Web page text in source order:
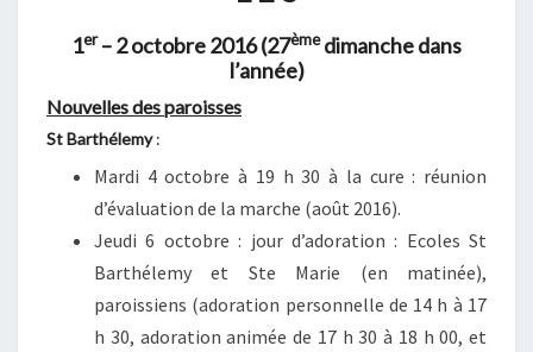
DIMANCHE
DANS
1er– 2 octobre 2016 (27èmedimanche dans
l’année)
Nouvelles des paroisses
St Barthélemy:
Mardi 4 octobre à 19 h 30 à la cure : réunion
d’évaluation de la marche (août 2016).
Jeudi 6 octobre : jour d’adoration : Ecoles St
Barthélemy et Ste Marie (en matinée),
paroissiens (adoration personnelle de 14 h à 17
h 30, adoration animée de 17 h 30 à 18 h 00, et